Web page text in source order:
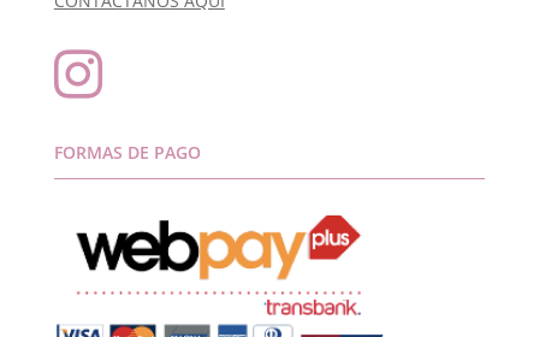

FORMAS DE PAGO